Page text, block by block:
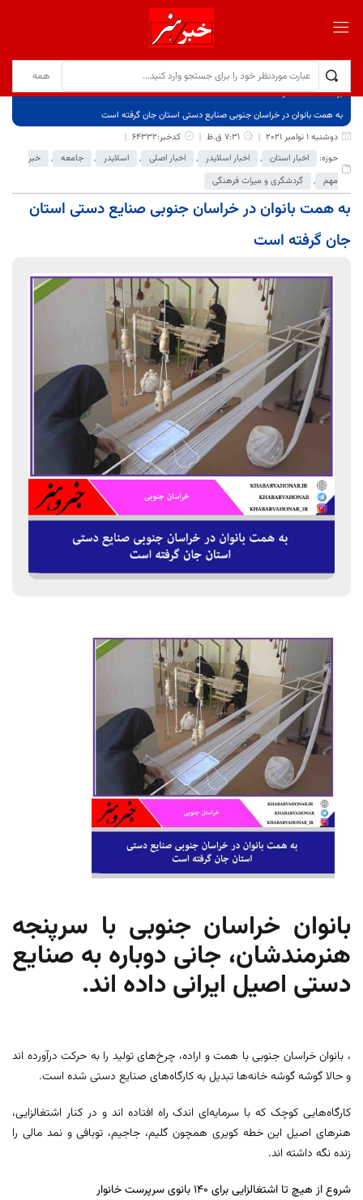
برگ نخست
نوشته‌ها
به همت بانوان در خراسان جنوبی صنایع دستی استان جان گرفته است
دوشنبه 1 نوامبر 2021
7:31 ق.ظ
کدخبر:64332
حوزه:
اخبار استان , اخبار اسلایدر , اخبار اصلی , اسلایدر , جامعه ,
خبر
مهم , گردشگری و میراث فرهنگی
به همت بانوان در خراسان جنوبی صنایع دستی استان
جان گرفته است
بانوان خراسان جنوبی با سرپنجه
هنرمندشان، جانی دوباره به صنایع
دستی اصیل ایرانی داده اند.
، بانوان خراسان جنوبی با همت و اراده‌، چرخ‌های تولید را به حرکت درآورده اند
و حالا گوشه گوشه خانه‌ها تبدیل به کارگاه‌های صنایع دستی شده است.
کارگاه‌هایی کوچک که با سرمایه‌ای اندک راه افتاده اند و در کنار اشتغالزایی،
هنر‌های اصیل این خطه کویری همچون گلیم، جاجیم، توبافی و نمد مالی را
زنده نگه داشته اند.
شروع از هیچ تا اشتغالزایی برای ۱۴۰ بانوی سرپرست خانوار